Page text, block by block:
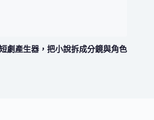
劇產生器，把小說拆成分鏡與角色